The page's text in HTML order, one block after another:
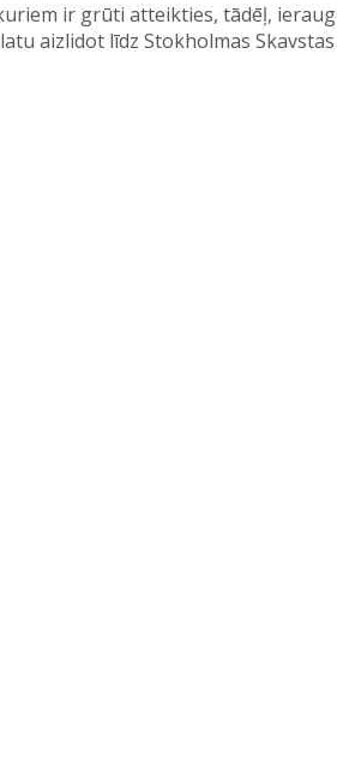
ir grūti atteikties, tādēļ,
aizlidot līdz Stokholmas